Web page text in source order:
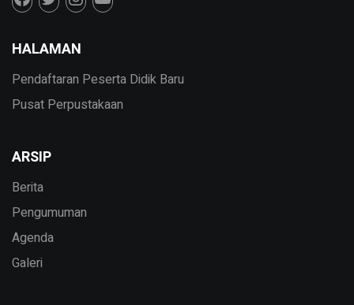
HALAMAN
Pendaftaran Peserta Didik Baru
Pusat Perpustakaan
ARSIP
Berita
Pengumuman
Agenda
Galeri